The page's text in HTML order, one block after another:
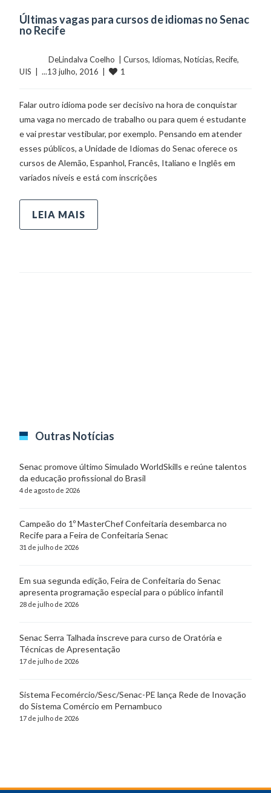
Últimas vagas para cursos de idiomas no Senac
no Recife
	    	DeLindalva Coelho  |
Cursos, Idiomas, Notícias, Recife
UIS
  |  ...13 julho, 2016  |
1
Falar outro idioma pode ser decisivo na hora de conquistar
uma vaga no mercado de trabalho ou para quem é estudante
e vai prestar vestibular, por exemplo. Pensando em atender
esses públicos, a Unidade de Idiomas do Senac oferece os
cursos de Alemão, Espanhol, Francês, Italiano e Inglês em
variados níveis e está com inscrições
LEIA MAIS
Outras Notícias
Senac promove último Simulado WorldSkills e reúne talentos
da educação profissional do Brasil
4 de agosto de 2026
Campeão do 1º MasterChef Confeitaria desembarca no
Recife para a Feira de Confeitaria Senac
31 de julho de 2026
Em sua segunda edição, Feira de Confeitaria do Senac
apresenta programação especial para o público infantil
28 de julho de 2026
Senac Serra Talhada inscreve para curso de Oratória e
Técnicas de Apresentação
17 de julho de 2026
Sistema Fecomércio/Sesc/Senac-PE lança Rede de Inovação
do Sistema Comércio em Pernambuco
17 de julho de 2026